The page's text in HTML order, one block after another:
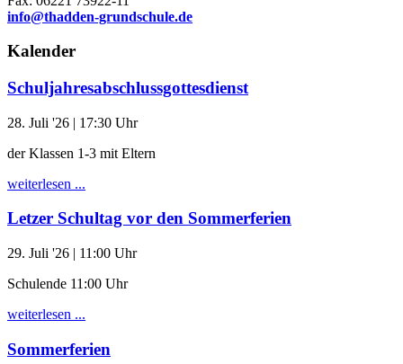
info@thadden-grundschule.de
Kalender
Schuljahresabschlussgottesdienst
28. Juli '26 | 17:30 Uhr
der Klassen 1-3 mit Eltern
weiterlesen ...
Letzer Schultag vor den Sommerferien
29. Juli '26 | 11:00 Uhr
Schulende 11:00 Uhr
weiterlesen ...
Sommerferien